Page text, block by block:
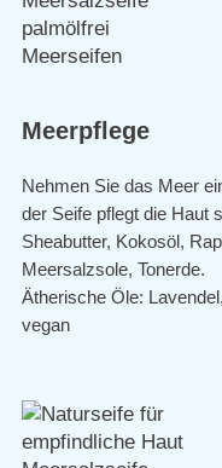
Meerpflege
Nehmen Sie das Meer
der Seife pflegt die Haut
Sheabutter, Kokosöl,
Meersalzsole, Tonerde.
Ätherische Öle:
vegan